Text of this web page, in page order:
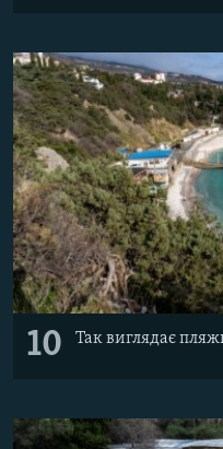
10 Так виглядає